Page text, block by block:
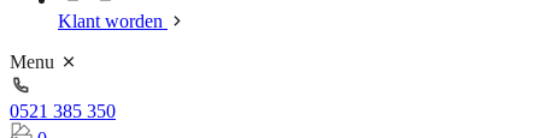
Klant worden
Menu
0521 385 350